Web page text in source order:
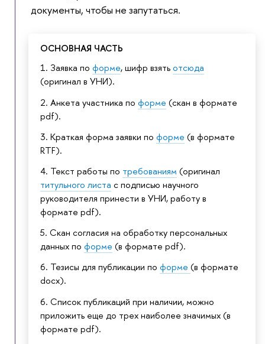
документы, чтобы не запутаться.
ОСНОВНАЯ ЧАСТЬ
1. Заявка по форме, шифр взятьотсюда
(оригинал в УНИ).
2. Анкета участника по форме (скан в формате
pdf).
3. Краткая форма заявки по форме (в формате
RTF).
4. Текст работы по требованиям (оригинал
титульного листа с подписью научного
руководителя принести в УНИ, работу в
формате pdf).
5. Скан согласия на обработку персональных
данных по форме (в формате pdf).
6. Тезисы для публикации по форме (в формате
docx).
6. Список публикаций при наличии, можно
приложить еще до трех наиболее значимых (в
формате pdf).